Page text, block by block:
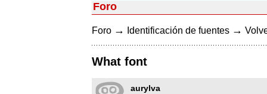
Foro
Foro → Identificación de fuentes →
What font
aurylva